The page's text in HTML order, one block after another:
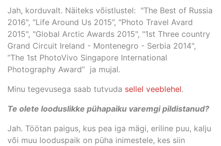
Jah, korduvalt. Näiteks võistlustel: "The Best of Russia
2016", “Life Around Us 2015”, "Photo Travel Avard
2015", "Global Arctic Awards 2015", "1st Three country
Grand Circuit Ireland - Montenegro - Serbia 2014",
“The 1st PhotoVivo Singapore International
Photography Award” ja mujal.
Minu tegevusega saab tutvuda sellel veeblehel.
Te olete looduslikke pühapaiku varemgi pildistanud?
Jah. Töötan paigus, kus pea iga mägi, eriline puu, kalju
või muu looduspaik on püha inimestele, kes siin